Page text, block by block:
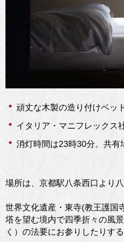
頑丈な木製の造り付けベッ
イタリア・マニフレックス
消灯時間は23時30分。共有
場所は、京都駅八条西口より
世界文化遺産・東寺(教王護国
塔を望む境内で四季折々の風
く）の法要にお参りしたりす